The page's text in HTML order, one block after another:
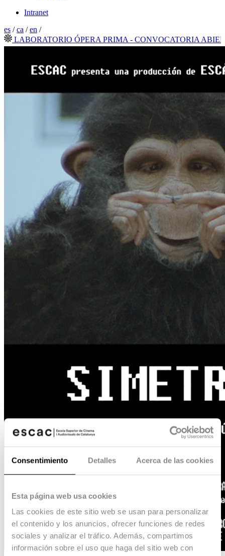
Consentimiento Detalles Acerca de las cookies
Esta página web usa cookies
Las cookies de este sitio web se usan para personalizar
el contenido y los anuncios, ofrecer funciones de redes
sociales y analizar el tráfico. Además, compartimos
información sobre el uso que haga del sitio web con
Intranet
es /ca /en /
ÓPERA PRIMA - CONVOCATORIA ABIERTA